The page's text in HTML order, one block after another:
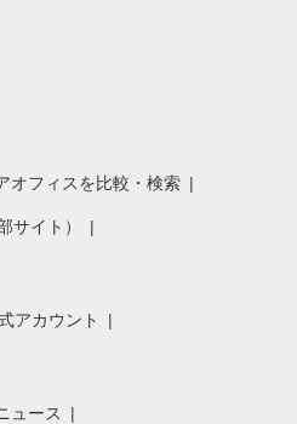
オフィスを比較・検索
サイト）
アカウント
ュース